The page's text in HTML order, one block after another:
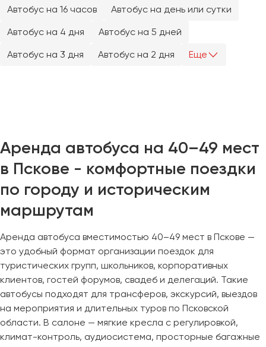
Автобус на 16 часов
Автобус на день или сутки
Автобус на 4 дня
Автобус на 5 дней
Автобус на 3 дня
Автобус на 2 дня Еще
Аренда автобуса на 40–49 мест
в Пскове - комфортные поездки
по городу и историческим
маршрутам
Аренда автобуса вместимостью 40–49 мест в Пскове —
это удобный формат организации поездок для
туристических групп, школьников, корпоративных
клиентов, гостей форумов, свадеб и делегаций. Такие
автобусы подходят для трансферов, экскурсий, выездов
на мероприятия и длительных туров по Псковской
области. В салоне — мягкие кресла с регулировкой,
климат-контроль, аудиосистема, просторные багажные
Ялта
Ярославль